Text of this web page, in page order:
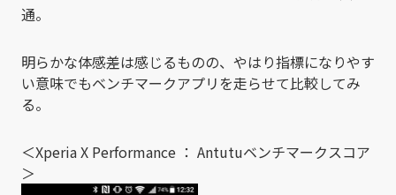
通。
明らかな体感差は感じるものの、やはり指標になりやす
い意味でもベンチマークアプリを走らせて比較してみ
る。
＜Xperia X Performance ： Antutuベンチマークスコア
＞